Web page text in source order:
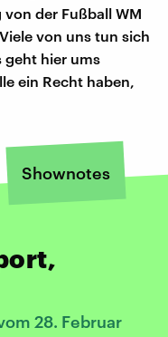
der Fußball WM
von uns tun sich
geht hier ums
ein Recht haben,
Shownotes
28. Februar